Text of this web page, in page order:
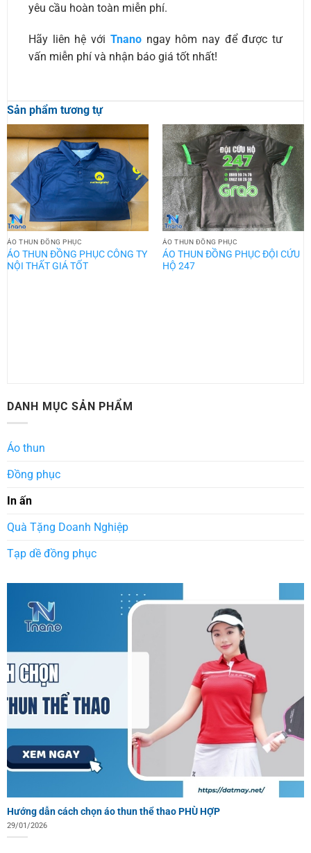
yêu cầu hoàn toàn miễn phí.
Hãy liên hệ với Tnanongay hôm nay để được tư
vấn miễn phí và nhận báo giá tốt nhất!
Sản phẩm tương tự
ÁO THUN ĐỒNG PHỤC
ÁO THUN ĐỒNG PHỤC CÔNG TY
NỘI THẤT GIÁ TỐT
ÁO THUN ĐỒNG PHỤC
ÁO THUN ĐỒNG PHỤC ĐỘI CỨU
HỘ 247
DANH MỤC SẢN PHẨM
Áo thun
Đồng phục
In ấn
Quà Tặng Doanh Nghiệp
Tạp dề đồng phục
Hướng dẫn cách chọn áo thun thể thao PHÙ HỢP
29/01/2026